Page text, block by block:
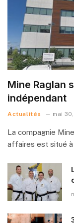
Mine Raglan
indépendant
Actualités mai
La compagnie
affaires est situé à